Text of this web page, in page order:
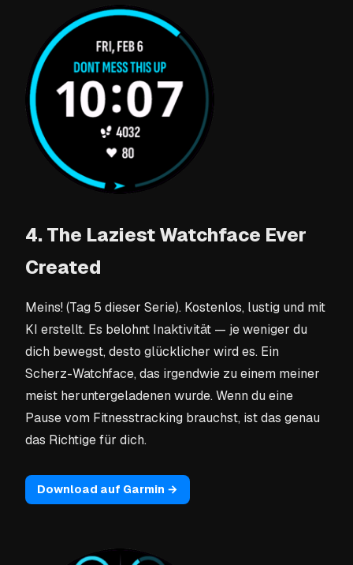
4. The Laziest Watchface Ever
Created
Meins! (Tag 5 dieser Serie). Kostenlos, lustig und mit
KI erstellt. Es belohnt Inaktivität — je weniger du
dich bewegst, desto glücklicher wird es. Ein
Scherz-Watchface, das irgendwie zu einem meiner
meist heruntergeladenen wurde. Wenn du eine
Pause vom Fitnesstracking brauchst, ist das genau
das Richtige für dich.
Download auf Garmin →